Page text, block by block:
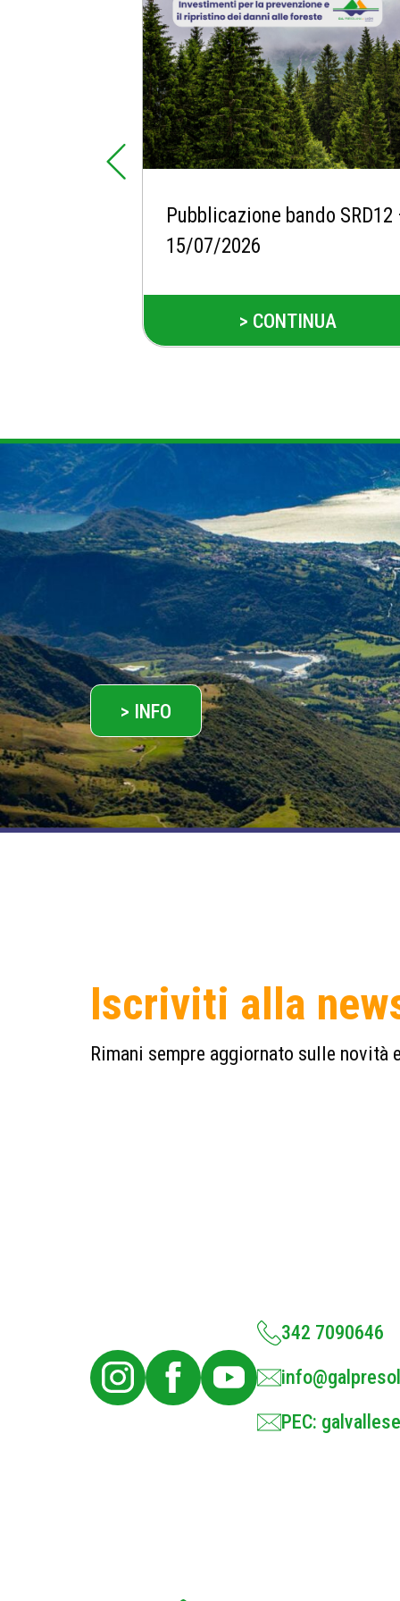
Pubblicazione bando SRD12
15/07/2026
> CONTINUA
> INFO
Iscriviti alla
Rimani sempre aggiornato sulle novità
342 7090646
PEC: